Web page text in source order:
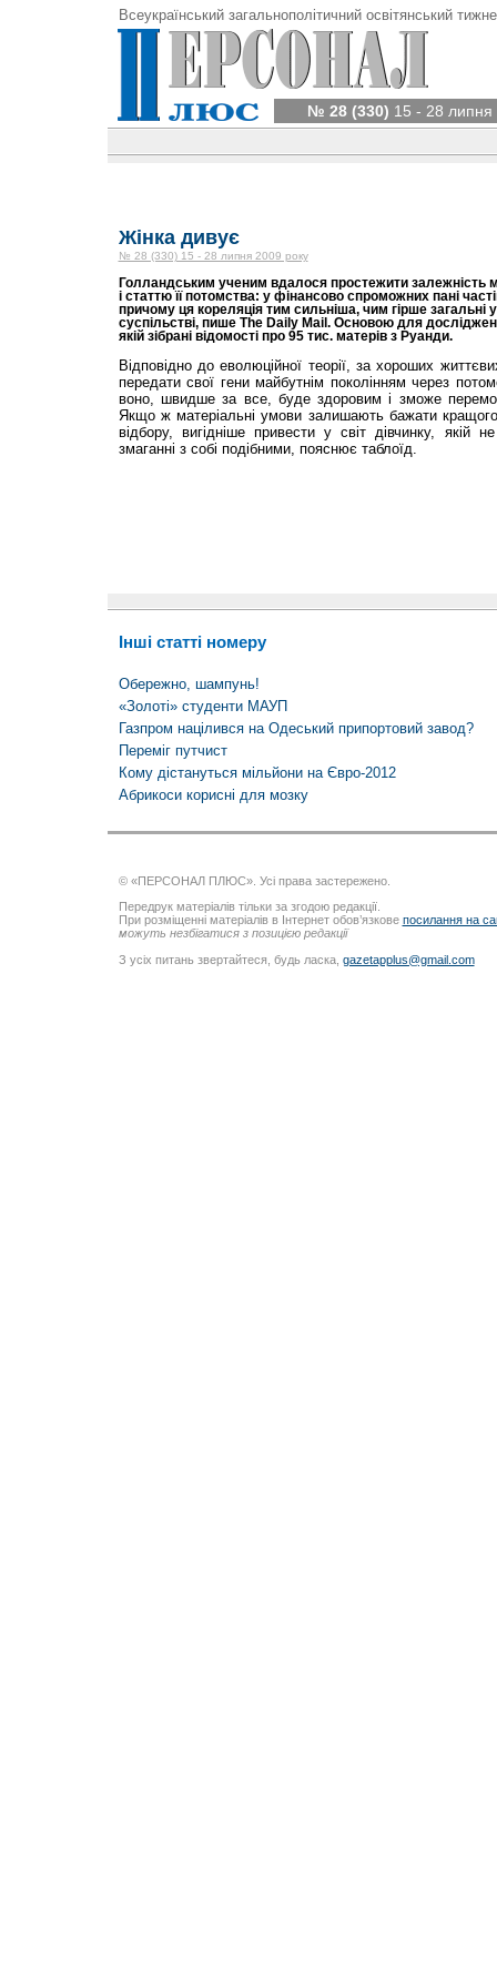
Всеукраїнський загальнополітичний освітянський
№ 28 (330) 15 - 28 липня
Жінка дивує
№ 28 (330) 15 - 28 липня 2009 року
Голландським ученим вдалося простежити залежність
і статтю її потомства: у фінансово спроможних пані
причому ця кореляція тим сильніша, чим гірше загальні
суспільстві, пише The Daily Mail. Основою для
якій зібрані відомості про 95 тис. матерів з Руанди.
Відповідно до еволюційної теорії, за хороших
передати свої гени майбутнім поколінням через
воно, швидше за все, буде здоровим і зможе
Якщо ж матеріальні умови залишають бажати
відбору, вигідніше привести у світ дівчинку, якій
змаганні з собі подібними, пояснює таблоїд.
Інші статті номеру
Обережно, шампунь!
«Золоті» студенти МАУП
Газпром націлився на Одеський припортовий завод?
Переміг путчист
Кому дістануться мільйони на Євро-2012
Абрикоси корисні для мозку
© «ПЕРСОНАЛ ПЛЮС». Усі права застережено.
Передрук матеріалів тільки за згодою редакції.
При розміщенні матеріалів в Інтернет обов’язкове посилання на
можуть незбігатися з позицією редакції
З усіх питань звертайтеся, будь ласка, gazetapplus@gmail.com